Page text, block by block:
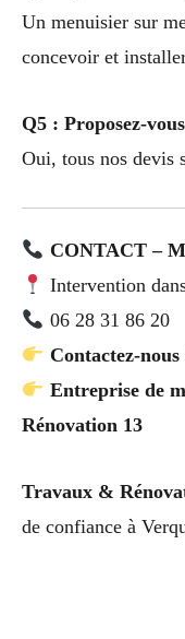
Un menuisier sur
concevoir et
Q5 : Proposez-
Oui, tous nos devis
CONTACT –
Intervention
06 28 31 86 20
Contactez-
Entreprise de
Rénovation 13
Travaux &
de confiance à